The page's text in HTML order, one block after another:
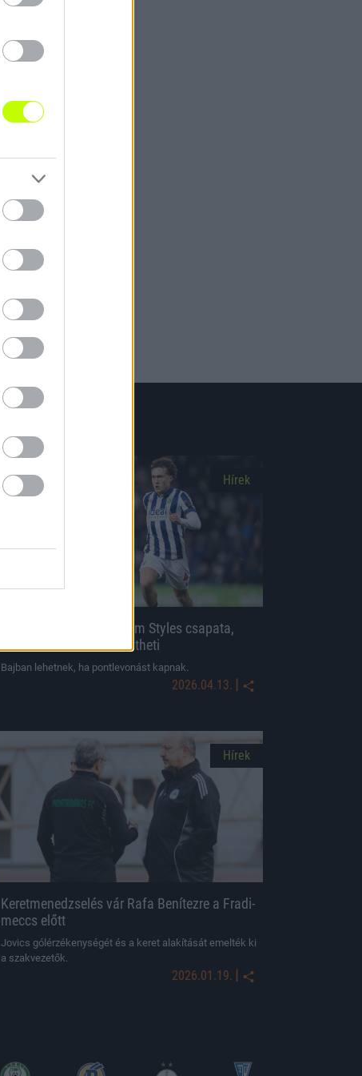
Hírek
Drámai hírt kapott Callum Styles csapata,
akár a sorsukat is eldöntheti
Bajban lehetnek, ha pontlevonást kapnak.
2026.04.13. |
Hírek
Keretmenedzselés vár Rafa Benítezre a Fradi-
meccs előtt
Jovics gólérzékenységét és a keret alakítását emelték ki
a szakvezetők.
2026.01.19. |